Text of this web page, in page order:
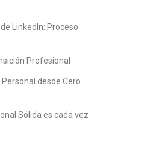
LinkedIn: Proceso
Profesional
desde Cero
Sólida es cada vez